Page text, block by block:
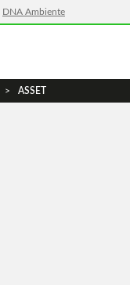
DNA Ambiente
> ASSET